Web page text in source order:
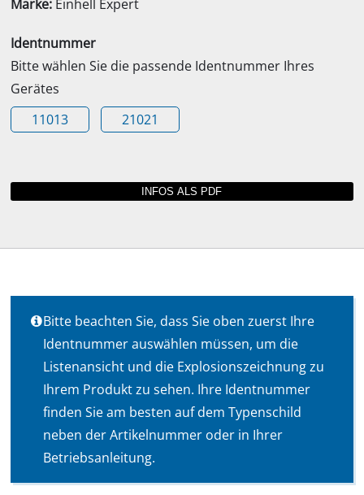
Marke: Einhell Expert
Identnummer
Bitte wählen Sie die passende Identnummer Ihres
Gerätes
11013
21021
Bitte beachten Sie, dass Sie oben zuerst Ihre
Identnummer auswählen müssen, um die
Listenansicht und die Explosionszeichnung zu
Ihrem Produkt zu sehen. Ihre Identnummer
finden Sie am besten auf dem Typenschild
neben der Artikelnummer oder in Ihrer
Betriebsanleitung.